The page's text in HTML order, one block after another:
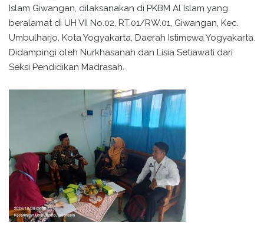
Islam Giwangan, dilaksanakan di PKBM Al Islam yang
beralamat di UH VII No.02, RT.01/RW.01, Giwangan, Kec.
Umbulharjo, Kota Yogyakarta, Daerah Istimewa Yogyakarta.
Didampingi oleh Nurkhasanah dan Lisia Setiawati dari
Seksi Pendidikan Madrasah.